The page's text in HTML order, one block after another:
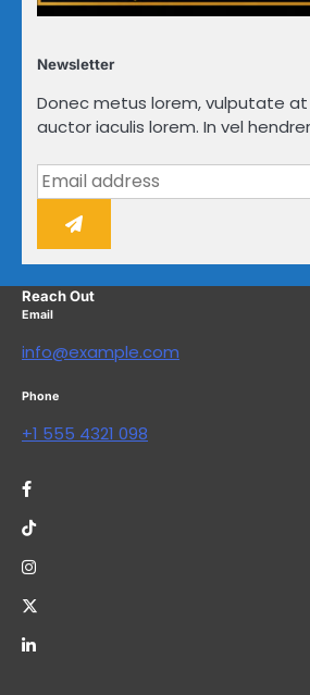
Newsletter
Donec metus lorem, vulputate
auctor iaculis lorem. In vel
Reach Out
Email
info@example.com
Phone
+1 555 4321 098